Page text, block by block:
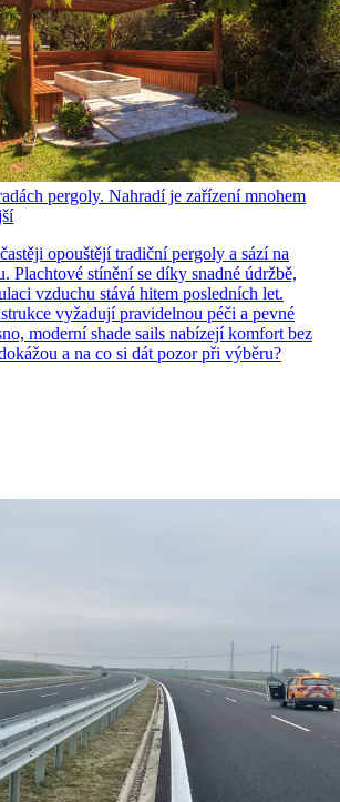
pergoly. Nahradí je zařízení mnohem
opouštějí tradiční pergoly a sází na
Plachtové stínění se díky snadné údržbě,
vzduchu stává hitem posledních let.
vyžadují pravidelnou péči a pevné
moderní shade sails nabízejí komfort bez
a na co si dát pozor při výběru?